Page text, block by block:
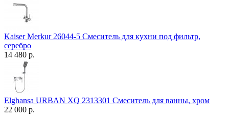
Kaiser Merkur 26044-5 Смеситель для кухни под фильтр,
серебро
14 480 р.
Elghansa URBAN XQ 2313301 Смеситель для ванны, хром
22 000 р.